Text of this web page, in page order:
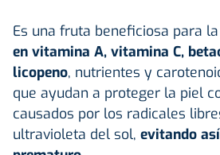
Es una fruta beneficiosa para
en vitamina A, vitamina C,
licopeno, nutrientes y
que ayudan a proteger la piel
causados por los radicales
ultravioleta del sol, evitando